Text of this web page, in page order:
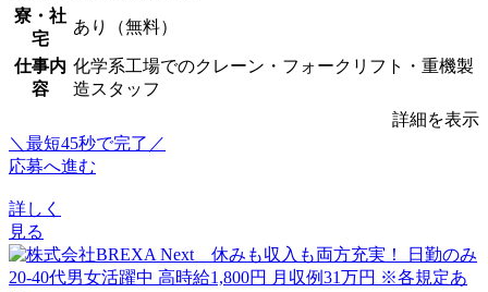
寮・社
宅
あり（無料）
仕事内
容
化学系工場でのクレーン・フォークリフト・重機製
造スタッフ
詳細を表示
＼最短45秒で完了／
応募へ進む
詳しく
見る